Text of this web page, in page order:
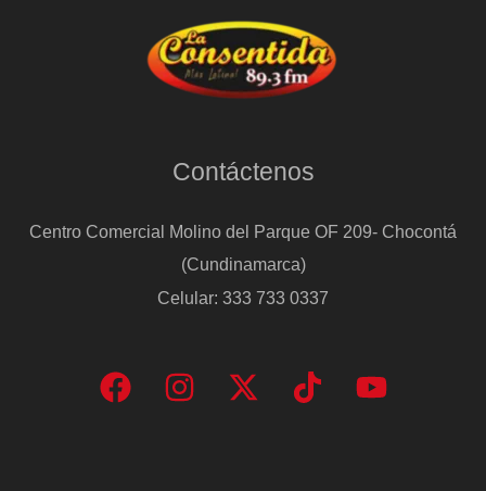
Contáctenos
Centro Comercial Molino del Parque OF 209- Chocontá
(Cundinamarca)
Celular: 333 733 0337